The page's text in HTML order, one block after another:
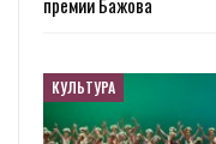
КУЛЬТУРА